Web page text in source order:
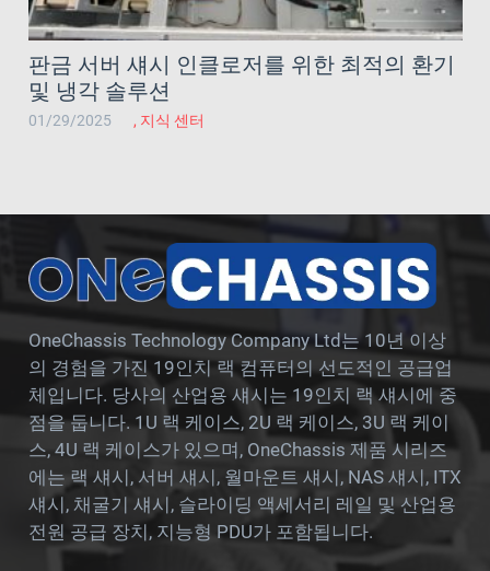
판금 서버 섀시 인클로저를 위한 최적의 환기
및 냉각 솔루션
01/29/2025 , 지식 센터
OneChassis Technology Company Ltd는 10년 이상
의 경험을 가진 19인치 랙 컴퓨터의 선도적인 공급업
체입니다. 당사의 산업용 섀시는 19인치 랙 섀시에 중
점을 둡니다. 1U 랙 케이스, 2U 랙 케이스, 3U 랙 케이
스, 4U 랙 케이스가 있으며, OneChassis 제품 시리즈
에는 랙 섀시, 서버 섀시, 월마운트 섀시, NAS 섀시, ITX
섀시, 채굴기 섀시, 슬라이딩 액세서리 레일 및 산업용
전원 공급 장치, 지능형 PDU가 포함됩니다.